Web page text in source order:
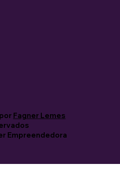
Fagner Lemes
Empreendedora